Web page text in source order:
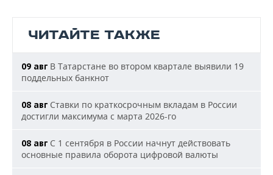
ЧИТАЙТЕ ТАКЖЕ
09 авг В Татарстане во втором квартале выявили 19
поддельных банкнот
08 авг Ставки по краткосрочным вкладам в России
достигли максимума с марта 2026-го
08 авг С 1 сентября в России начнут действовать
основные правила оборота цифровой валюты